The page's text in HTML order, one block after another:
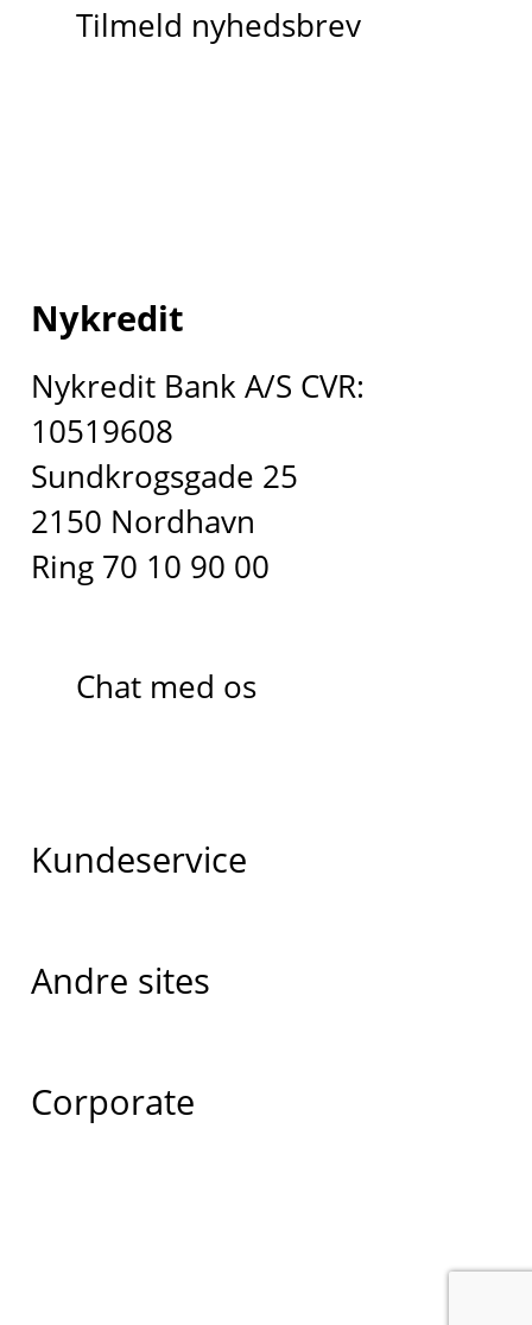
Tilmeld nyhedsbrev
Nykredit
Nykredit Bank A/S CVR:
10519608
Sundkrogsgade 25
2150 Nordhavn
Ring 70 10 90 00
Chat med os
Kundeservice
Andre sites
Corporate